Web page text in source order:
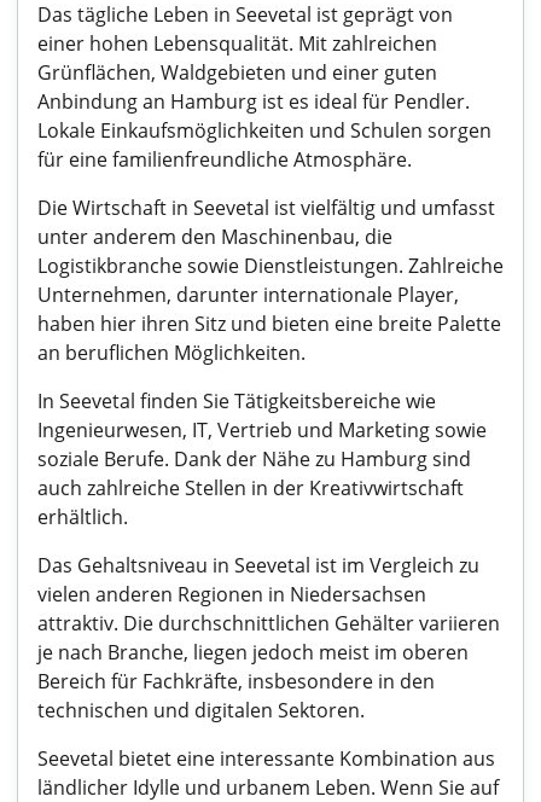
Das tägliche Leben in Seevetal ist geprägt von
einer hohen Lebensqualität. Mit zahlreichen
Grünflächen, Waldgebieten und einer guten
Anbindung an Hamburg ist es ideal für Pendler.
Lokale Einkaufsmöglichkeiten und Schulen sorgen
für eine familienfreundliche Atmosphäre.
Die Wirtschaft in Seevetal ist vielfältig und umfasst
unter anderem den Maschinenbau, die
Logistikbranche sowie Dienstleistungen. Zahlreiche
Unternehmen, darunter internationale Player,
haben hier ihren Sitz und bieten eine breite Palette
an beruflichen Möglichkeiten.
In Seevetal finden Sie Tätigkeitsbereiche wie
Ingenieurwesen, IT, Vertrieb und Marketing sowie
soziale Berufe. Dank der Nähe zu Hamburg sind
auch zahlreiche Stellen in der Kreativwirtschaft
erhältlich.
Das Gehaltsniveau in Seevetal ist im Vergleich zu
vielen anderen Regionen in Niedersachsen
attraktiv. Die durchschnittlichen Gehälter variieren
je nach Branche, liegen jedoch meist im oberen
Bereich für Fachkräfte, insbesondere in den
technischen und digitalen Sektoren.
Seevetal bietet eine interessante Kombination aus
ländlicher Idylle und urbanem Leben. Wenn Sie auf